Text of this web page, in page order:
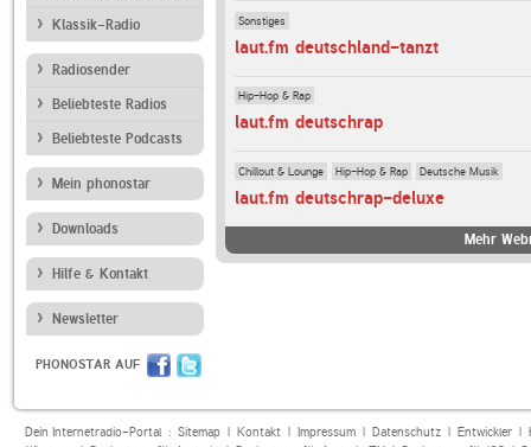
Klassik-Radio
Radiosender
Beliebteste Radios
Beliebteste Podcasts
Mein phonostar
Downloads
Hilfe & Kontakt
Newsletter
PHONOSTAR AUF
Sonstiges
laut.fm deutschland-tanzt
Hip-Hop & Rap
laut.fm deutschrap
Chillout & Lounge Hip-Hop & Rap Deutsche Musik
laut.fm deutschrap-deluxe
Mehr
Dein Internetradio-Portal : Sitemap| Kontakt| Impressum| Datenschutz| Entwickler|